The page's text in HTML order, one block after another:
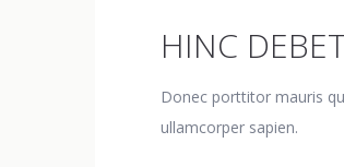
HINC DEBET
Donec porttitor mauris
ullamcorper sapien.